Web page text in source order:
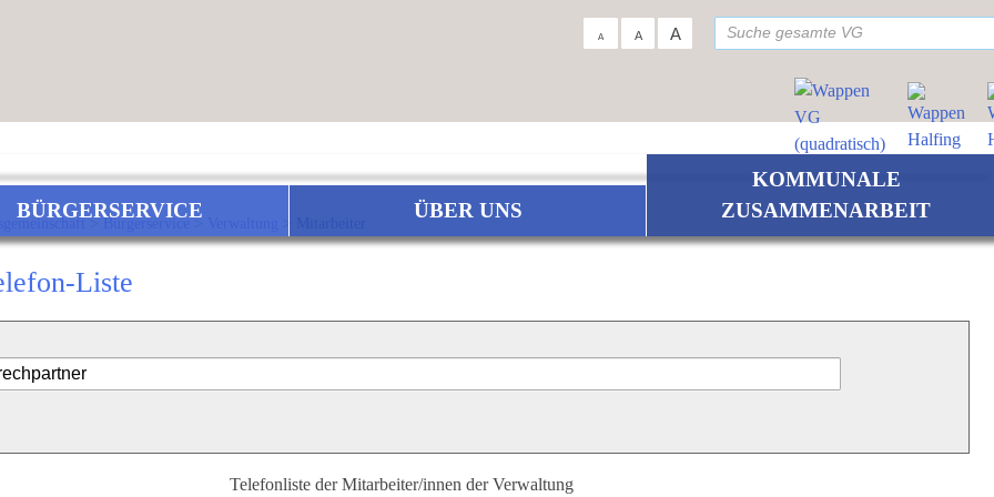
A A A
BÜRGERSERVICE ÜBER UNS
KOMMUNALE
ZUSAMMENARBEIT
>Bürgerservice>
Liste
Telefonliste der Mitarbeiter/innen der Verwaltung